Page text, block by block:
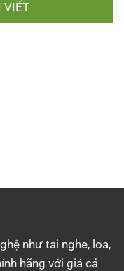
VIẾT
như tai nghe, loa,
hãng với giá cả